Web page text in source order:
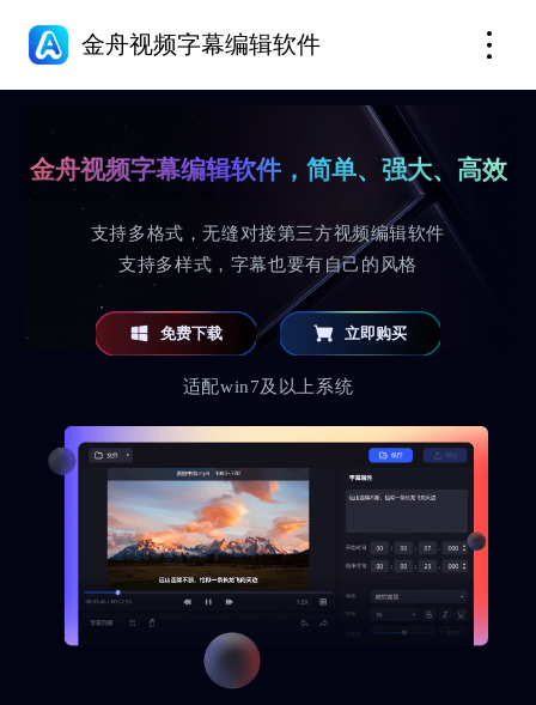
金舟视频字幕编辑软件
金舟视频字幕编辑软件，简单、强大、高效
支持多格式，无缝对接第三方视频编辑软件
支持多样式，字幕也要有自己的风格
免费下载 立即购买
适配win7及以上系统